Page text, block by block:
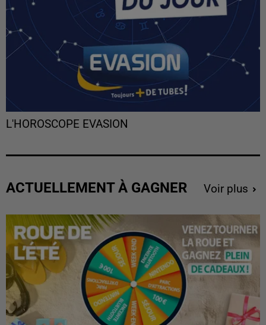
L'HOROSCOPE EVASION
ACTUELLEMENT À GAGNER Voir plus